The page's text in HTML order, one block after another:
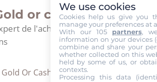
or cash
de l'achat d'or depuis plus de 30
Gold Or Cash
We use cookies
Cookies help us give you
manage your preferences at
With our 105 partners,
information on your devices
combine and share your
whether collected on this
held by some of us, or
contexts.
Processing this data